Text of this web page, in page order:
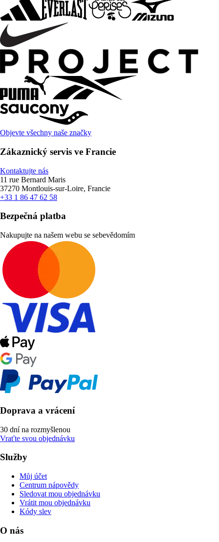
Objevte všechny naše značky
Zákaznický servis ve Francie
Kontaktujte nás
11 rue Bernard Maris
37270 Montlouis-sur-Loire, Francie
+33 1 86 47 62 58
Bezpečná platba
Nakupujte na našem webu se sebevědomím
Doprava a vrácení
30 dní na rozmyšlenou
Vraťte svou objednávku
Služby
Můj účet
Centrum nápovědy
Sledovat mou objednávku
Vrátit mou objednávku
Kódy slev
O nás